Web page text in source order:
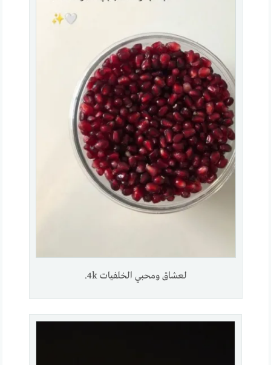
لعشاق ومحبي الخلفيات 4k.